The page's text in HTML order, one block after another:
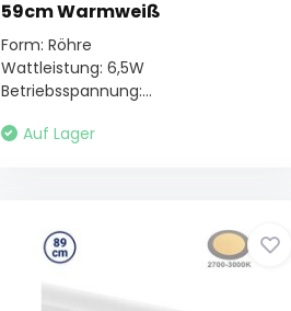
59cm Warmweiß
Form: Röhre
Wattleistung: 6,5W
Betriebsspannung:...
Auf Lager